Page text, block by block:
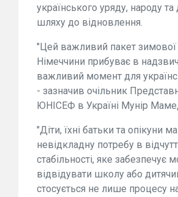
українського уряду, народу та
шляху до відновлення.
"Цей важливий пакет зимової
Німеччини прибуває в
важливий момент для
- зазначив очільник
ЮНІСЕФ в Україні Мунір
"Діти, їхні батьки та опікуни
невідкладну потребу в
стабільності, яке забезпечує
відвідувати школу або
стосується не лише процесу